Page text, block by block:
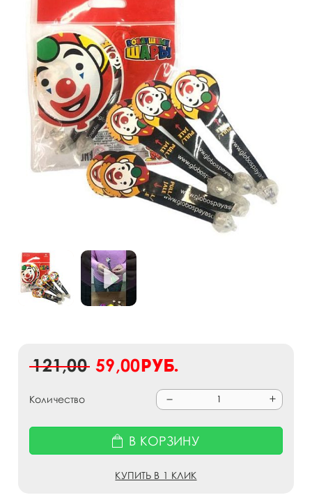
121,00 59,00руб.
Количество
В КОРЗИНУ
КУПИТЬ В 1 КЛИК